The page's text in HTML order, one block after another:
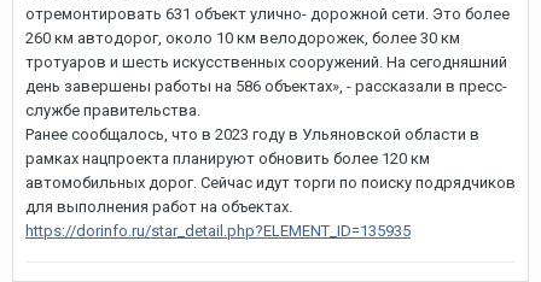
отремонтировать 631 объект улично- дорожной сети. Это более
260 км автодорог, около 10 км велодорожек, более 30 км
тротуаров и шесть искусственных сооружений. На сегодняшний
день завершены работы на 586 объектах», - рассказали в пресс-
службе правительства.
Ранее сообщалось, что в 2023 году в Ульяновской области в
рамках нацпроекта планируют обновить более 120 км
автомобильных дорог. Сейчас идут торги по поиску подрядчиков
для выполнения работ на объектах.
https://dorinfo.ru/star_detail.php?ELEMENT_ID=135935